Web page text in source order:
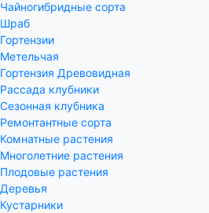
Чайногибридные сорта
Шраб
Гортензии
Метельчая
Гортензия Древовидная
Рассада клубники
Сезонная клубника
Ремонтантные сорта
Комнатные растения
Многолетние растения
Плодовые растения
Деревья
Кустарники